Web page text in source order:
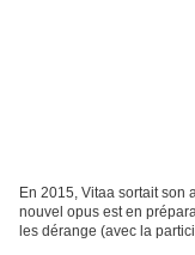
En 2015, Vitaa sortait son
nouvel opus est en
les dérange (avec la